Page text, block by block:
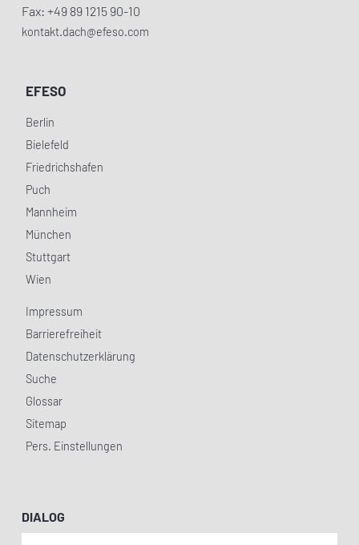
Fax: +49 89 1215 90-10
kontakt.dach@efeso.com
EFESO
Berlin
Bielefeld
Friedrichshafen
Puch
Mannheim
München
Stuttgart
Wien
Impressum
Barrierefreiheit
Datenschutzerklärung
Suche
Glossar
Sitemap
Pers. Einstellungen
DIALOG